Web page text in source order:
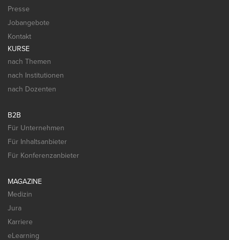
Presse
Jobangebote
Kontakt
KURSE
nach Themen
nach Institutionen
nach Dozenten
B2B
Für Unternehmen
Für Inhaltsanbieter
Für Konferenzanbieter
MAGAZINE
Medizin
Jura
Karriere
eLearning